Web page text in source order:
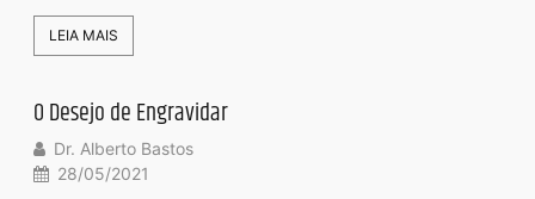
LEIA MAIS
O Desejo de Engravidar
Dr. Alberto Bastos
28/05/2021